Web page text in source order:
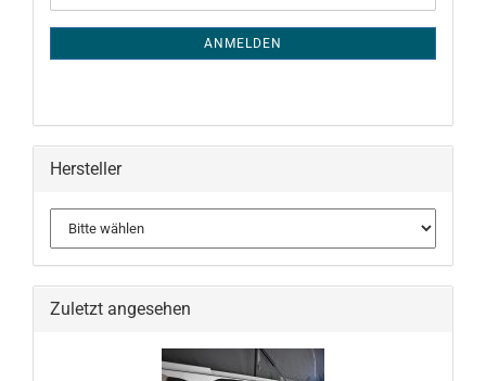
Mail
ANMELDEN
Hersteller
Zuletzt angesehen